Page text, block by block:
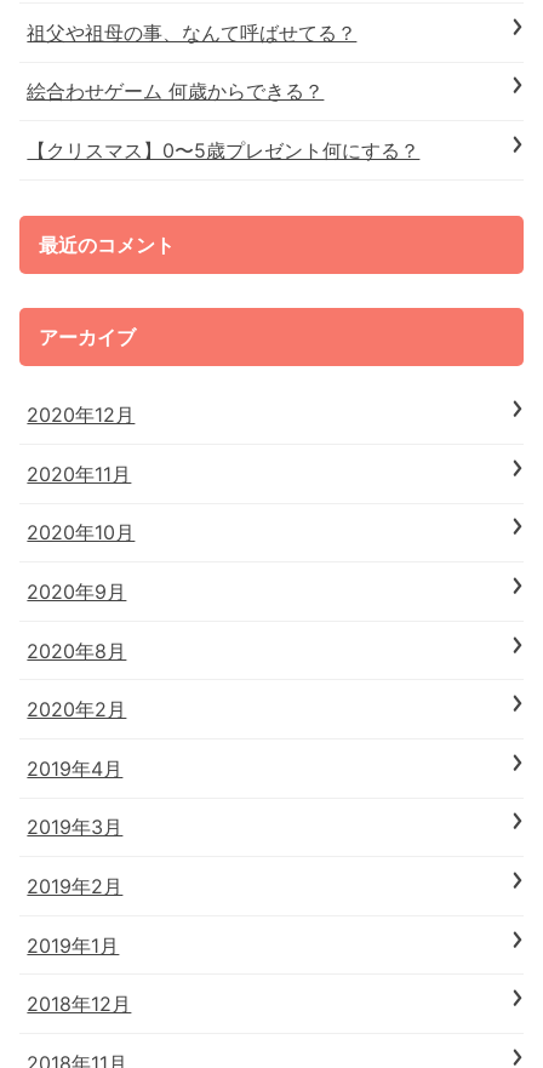
祖父や祖母の事、なんて呼ばせてる？
絵合わせゲーム 何歳からできる？
【クリスマス】0〜5歳プレゼント何にする？
最近のコメント
アーカイブ
2020年12月
2020年11月
2020年10月
2020年9月
2020年8月
2020年2月
2019年4月
2019年3月
2019年2月
2019年1月
2018年12月
2018年11月